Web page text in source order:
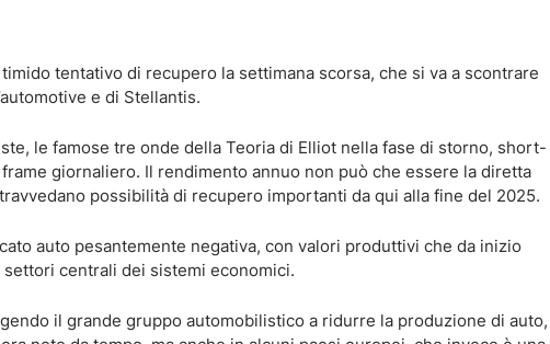
tentativo di recupero la settimana scorsa, che si va a scontrare
e di Stellantis.
le famose tre onde della Teoria di Elliot nella fase di storno, short-
giornaliero. Il rendimento annuo non può che essere la diretta
possibilità di recupero importanti da qui alla fine del 2025.
auto pesantemente negativa, con valori produttivi che da inizio
centrali dei sistemi economici.
il grande gruppo automobilistico a ridurre la produzione di auto,